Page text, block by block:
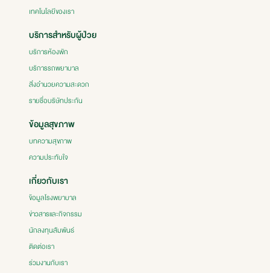
เทคโนโลยีของเรา
บริการสำหรับผู้ป่วย
บริการห้องพัก
บริการรถพยาบาล
สิ่งอำนวยความสะดวก
รายชื่อบริษัทประกัน
ข้อมูลสุขภาพ
บทความสุขภาพ
ความประทับใจ
เกี่ยวกับเรา
ข้อมูลโรงพยาบาล
ข่าวสารและกิจกรรม
นักลงทุนสัมพันธ์
ติดต่อเรา
ร่วมงานกับเรา